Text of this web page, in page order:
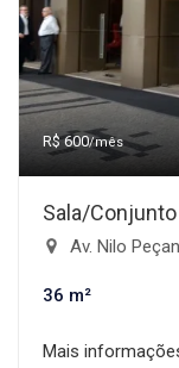
R$ 600/mês
Sala/
Av. Nilo
36 m²
Mais